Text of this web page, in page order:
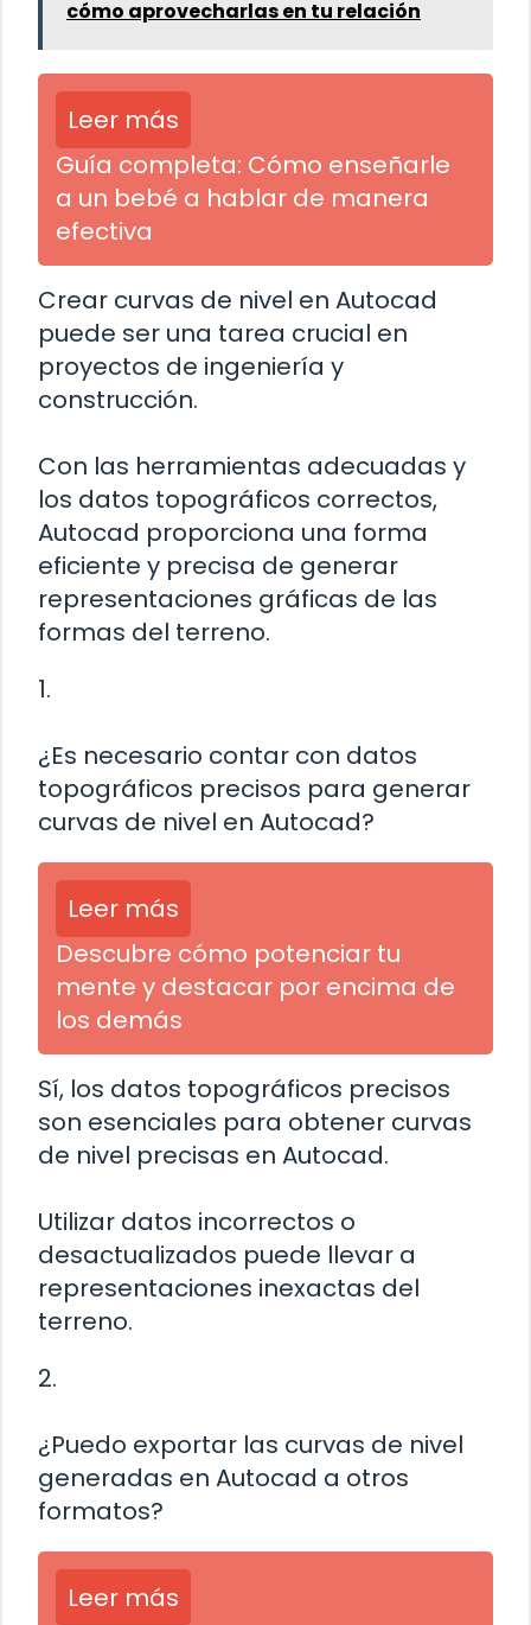
cómo aprovecharlas en tu relación
Leer más
Guía completa: Cómo enseñarle
a un bebé a hablar de manera
efectiva
Crear curvas de nivel en Autocad
puede ser una tarea crucial en
proyectos de ingeniería y
construcción.
Con las herramientas adecuadas y
los datos topográficos correctos,
Autocad proporciona una forma
eficiente y precisa de generar
representaciones gráficas de las
formas del terreno.
1.
¿Es necesario contar con datos
topográficos precisos para generar
curvas de nivel en Autocad?
Leer más
Descubre cómo potenciar tu
mente y destacar por encima de
los demás
Sí, los datos topográficos precisos
son esenciales para obtener curvas
de nivel precisas en Autocad.
Utilizar datos incorrectos o
desactualizados puede llevar a
representaciones inexactas del
terreno.
2.
¿Puedo exportar las curvas de nivel
generadas en Autocad a otros
formatos?
Leer más